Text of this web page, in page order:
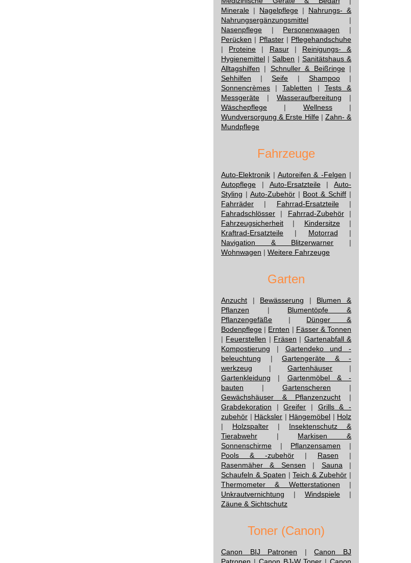
Minerale | Nagelpflege | Nahrungs- &
Nahrungsergänzungsmittel |
Nasenpflege | Personenwaagen |
Perücken | Pflaster| Pflegehandschuhe
| Proteine | Rasur| Reinigungs- &
Hygienemittel |Salben | Sanitätshaus &
Alltagshilfen | Schnuller & Beißringe|
Sehhilfen |Seife | Shampoo|
Sonnencrèmes |Tabletten | Tests &
Messgeräte | Wasseraufbereitung |
Wäschepflege | Wellness|
Wundversorgung & Erste Hilfe| Zahn- &
Mundpflege
Fahrzeuge
Auto-Elektronik | Autoreifen & -Felgen |
Autopflege | Auto-Ersatzteile| Auto-
Styling | Auto-Zubehör| Boot & Schiff |
Fahrräder | Fahrrad-Ersatzteile|
Fahradschlösser | Fahrrad-Zubehör|
Fahrzeugsicherheit | Kindersitze|
Kraftrad-Ersatzteile | Motorrad |
Navigation & Blitzerwarner |
Wohnwagen | Weitere Fahrzeuge
Garten
Anzucht | Bewässerung | Blumen &
Pflanzen | Blumentöpfe &
Pflanzengefäße | Dünger &
Bodenpflege | Ernten | Fässer & Tonnen
| Feuerstellen | Fräsen | Gartenabfall &
Kompostierung | Gartendeko und -
beleuchtung | Gartengeräte & -
werkzeug |Gartenhäuser |
Gartenkleidung | Gartenmöbel & -
bauten | Gartenscheren |
Gewächshäuser & Pflanzenzucht |
Grabdekoration |Greifer | Grills & -
zubehör | Häcksler | Hängemöbel | Holz
| Holzspalter | Insektenschutz &
Tierabwehr | Markisen &
Sonnenschirme | Pflanzensamen |
Pools & -zubehör | Rasen |
Rasenmäher & Sensen | Sauna |
Schaufeln & Spaten |Teich & Zubehör |
Thermometer & Wetterstationen |
Unkrautvernichtung | Windspiele |
Zäune & Sichtschutz
Toner (Canon)
Canon BIJ Patronen |Canon BJ